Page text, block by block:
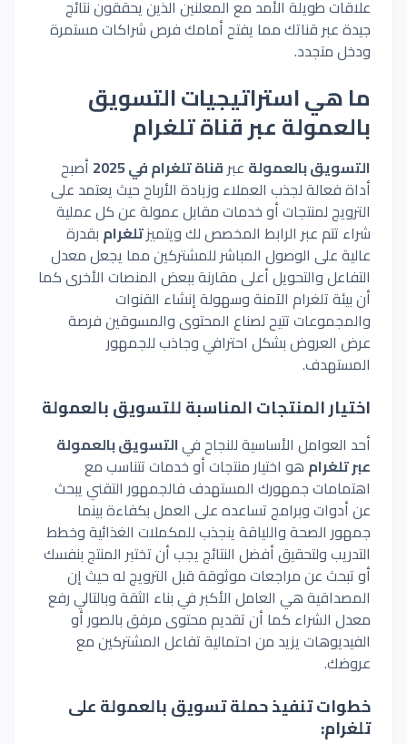
علاقات طويلة الأمد مع المعلنين الذين يحققون نتائج
جيدة عبر قناتك مما يفتح أمامك فرص شراكات مستمرة
ودخل متجدد.
ما هي استراتيجيات التسويق
بالعمولة عبر قناة تلغرام
التسويق بالعمولة عبرقناة تلغرام في2025 أصبح
أداة فعالة لجذب العملاء وزيادة الأرباح حيث يعتمد على
الترويج لمنتجات أو خدمات مقابل عمولة عن كل عملية
شراء تتم عبر الرابط المخصص لك ويتميزتلغرام بقدرة
عالية على الوصول المباشر للمشتركين مما يجعل معدل
التفاعل والتحويل أعلى مقارنة ببعض المنصات الأخرى كما
أن بيئة تلغرام الآمنة وسهولة إنشاء القنوات
والمجموعات تتيح لصناع المحتوى والمسوقين فرصة
عرض العروض بشكل احترافي وجاذب للجمهور
المستهدف.
اختيار المنتجات المناسبة للتسويق بالعمولة
أحد العوامل الأساسيةللنجاح فيالتسويق بالعمولة
عبر تلغرام هو اختيار منتجات أو خدمات تتناسب مع
اهتمامات جمهورك المستهدف فالجمهور التقني يبحث
عن أدوات وبرامج تساعده على العمل بكفاءة بينما
جمهور الصحة واللياقة ينجذب للمكملات الغذائية وخطط
التدريب ولتحقيقأفضل النتائج يجب أن تختبر المنتج بنفسك
أوتبحث عن مراجعات موثوقة قبل الترويج له حيث إن
المصداقية هي العامل الأكبر في بناء الثقة وبالتالي رفع
معدل الشراء كما أن تقديم محتوى مرفق بالصور أو
الفيديوهات يزيد من احتماليةتفاعل المشتركين مع
عروضك.
خطوات تنفيذ حملة تسويق بالعمولة على
تلغرام: